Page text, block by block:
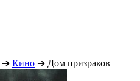
➔ Кино ➔ Дом призраков